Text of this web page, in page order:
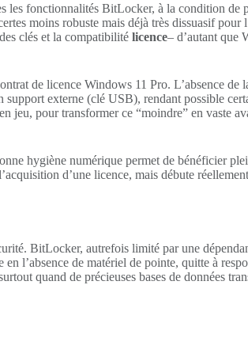
les fonctionnalités BitLocker, à la condition de
moins robuste mais déjà très dissuasif pour
clés et la compatibilité licence– d’autant que
de licence Windows 11 Pro. L’absence de
externe (clé USB), rendant possible
jeu, pour transformer ce “moindre” en vaste
hygiène numérique permet de bénéficier
d’une licence, mais débute
BitLocker, autrefois limité par une
l’absence de matériel de pointe, quitte à
quand de précieuses bases de données